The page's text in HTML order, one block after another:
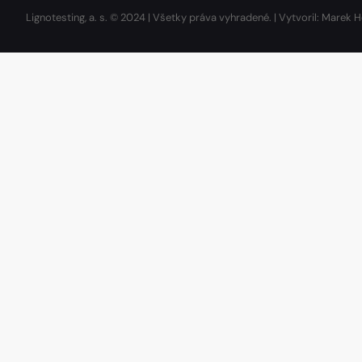
Lignotesting, a. s. © 2024 | Všetky práva vyhradené. | Vytvoril: Marek